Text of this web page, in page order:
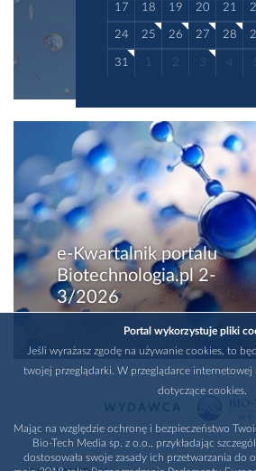
17 18 19 20 21
24 25 26 27 28
31 1 2 3 4
e-Kwartalnik portalu
Biotechnologia.pl 2-
3/2026
Portal wykorzystuje pliki
Jeśli wyrażasz zgodę na używanie cookies, to
twojej przeglądarki. W przeglądarce internetowej
dotyczące cookies.
Mając na względzie ochronę i bezpieczeństwo
Bio-Tech Media sp. z o.o., przykładając
dostosowała swoje zasady ich przetwarzania do